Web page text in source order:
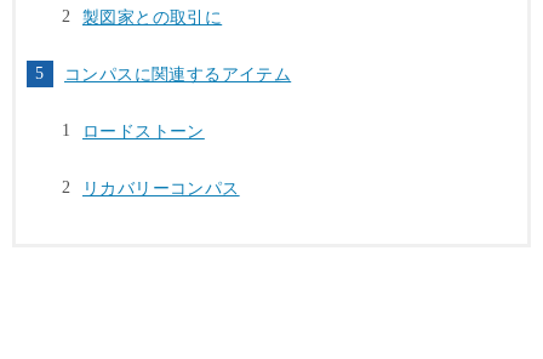
製図家との取引に
コンパスに関連するアイテム
ロードストーン
リカバリーコンパス